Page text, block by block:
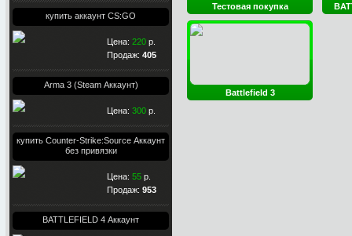
купить аккаунт CS:GO
Цена: 220 р.
Продаж: 405
Arma 3 (Steam Аккаунт)
Цена: 300 р.
купить Counter-Strike:Source Аккаунт
без привязки
Цена: 55 р.
Продаж: 953
BATTLEFIELD 4 Аккаунт
Тестовая покупка
Battlefield 3